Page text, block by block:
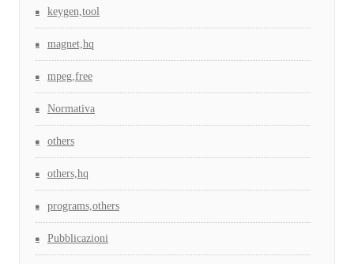
keygen,tool
magnet,hq
mpeg,free
Normativa
others
others,hq
programs,others
Pubblicazioni